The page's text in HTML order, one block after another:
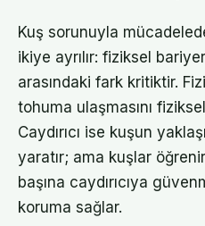
Kuş sorunuyla
ikiye ayrılır: fiziksel
arasındaki fark kritiktir.
tohuma ulaşmasını
Caydırıcı ise kuşun
yaratır; ama kuşlar
başına caydırıcıya
koruma sağlar.